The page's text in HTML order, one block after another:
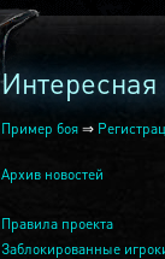
Пример боя ⇒
Архив новостей
Правила проекта
Заблокированные